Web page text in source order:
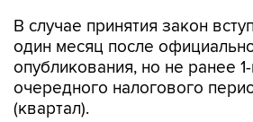
В случае принятия закон
один месяц после
опубликования, но не ранее
очередного налогового
(квартал).